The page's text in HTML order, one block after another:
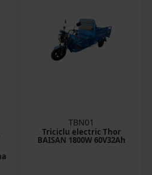
TBN01
Triciclu electric Thor
BAISAN 1800W 60V32Ah